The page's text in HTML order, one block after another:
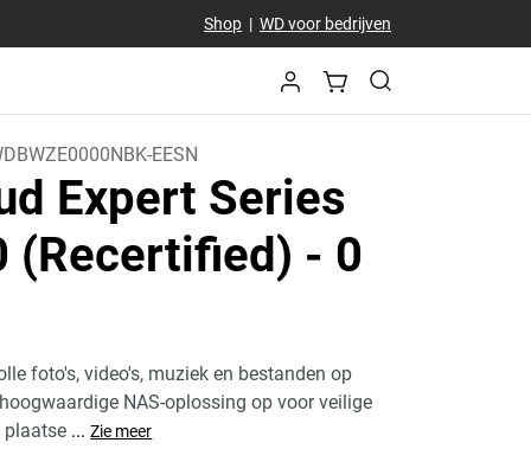
Shop| WD voor bedrijven
EESN
Expert Series
(Recertified) - 0
foto's, video's, muziek en bestanden op
NAS-oplossing op voor veilige
plaatse ... Zie meer